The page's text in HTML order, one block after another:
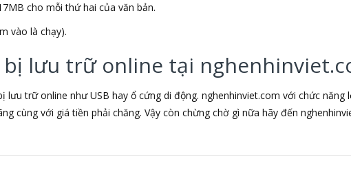
cho mỗi thứ hai của văn bản.
vào là chạy).
lưu trữ online tại
lưu trữ online như USB hay ổ cứng di động. nghenhinviet.com với chức
cùng với giá tiền phải chăng. Vậy còn chừng chờ gì nữa hãy đến